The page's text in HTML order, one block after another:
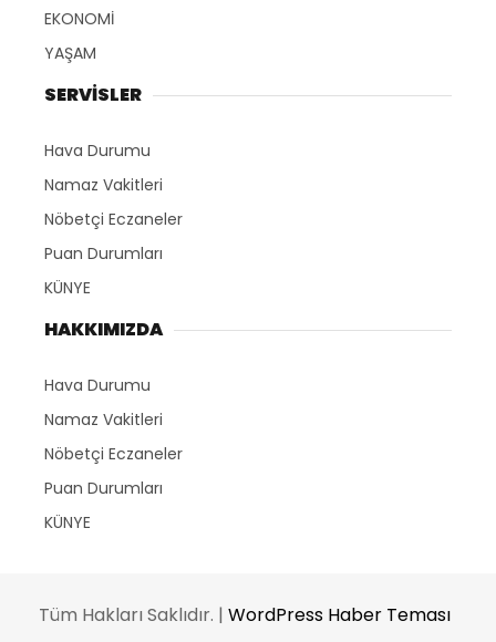
EKONOMİ
YAŞAM
SERVİSLER
Hava Durumu
Namaz Vakitleri
Nöbetçi Eczaneler
Puan Durumları
KÜNYE
HAKKIMIZDA
Hava Durumu
Namaz Vakitleri
Nöbetçi Eczaneler
Puan Durumları
KÜNYE
Tüm Hakları Saklıdır. | WordPress Haber Teması